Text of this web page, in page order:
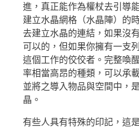
進，真正能作為權杖去引導
建立水晶網格（水晶陣）的
去建立水晶的連結，如果沒
可以的，但如果你擁有一支
這個工作的佼佼者。完整喚
率相當高昂的種類，可以承
並將之導入物品與空間中，
晶。
有些人具有特殊的印記，這